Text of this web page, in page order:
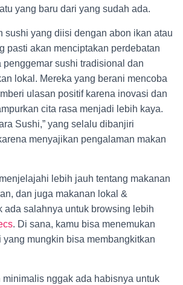
yang baru dari yang sudah ada.
sushi yang diisi dengan abon ikan atau
pasti akan menciptakan perdebatan
penggemar sushi tradisional dan
lokal. Mereka yang berani mencoba
ulasan positif karena inovasi dan
cita rasa menjadi lebih kaya.
Sushi,” yang selalu dibanjiri
menyajikan pengalaman makan
lebih jauh tentang makanan
dan juga makanan lokal &
ada salahnya untuk browsing lebih
. Di sana, kamu bisa menemukan
yang mungkin bisa membangkitkan
minimalis nggak ada habisnya untuk